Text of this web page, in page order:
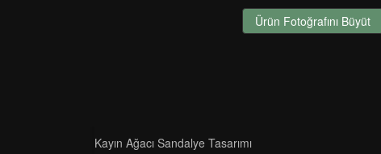
Ürün Fotoğrafını Büyüt
Kayın Ağacı Sandalye Tasarımı